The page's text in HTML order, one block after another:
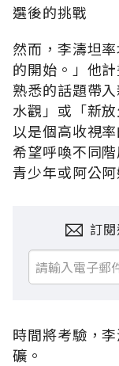
選後的挑戰
然而，李濤坦
的開始。」他
熟悉的話題帶
水觀」或「新
以是個高收視
希望呼喚不同
青少年或阿公
訂
時間將考驗，
礦。